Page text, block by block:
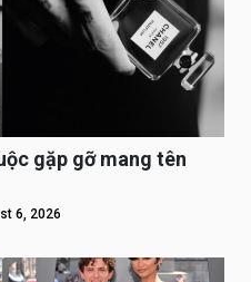
gặp gỡ mang tên
6, 2026